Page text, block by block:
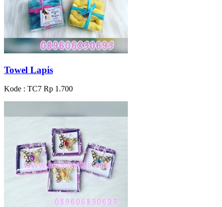
Towel Lapis
Kode : TC7 Rp 1.700